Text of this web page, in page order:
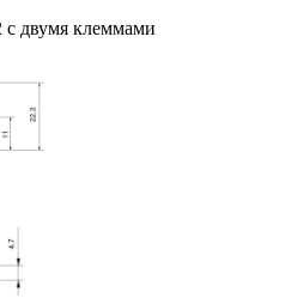
двумя клеммами